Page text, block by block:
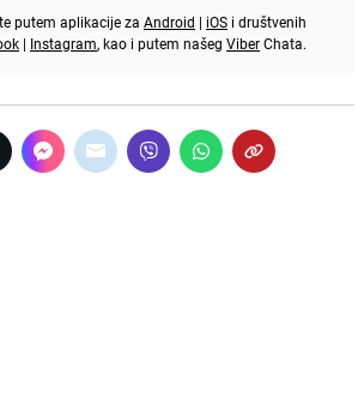
putem aplikacije za Android | iOS i društvenih
| Instagram, kao i putem našeg ViberChata.